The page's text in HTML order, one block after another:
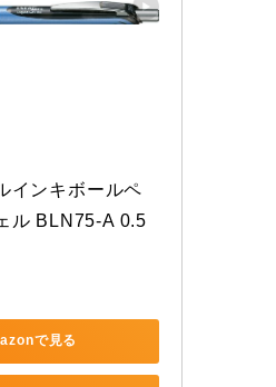
インキボールペ
ル BLN75-A 0.5
で見る